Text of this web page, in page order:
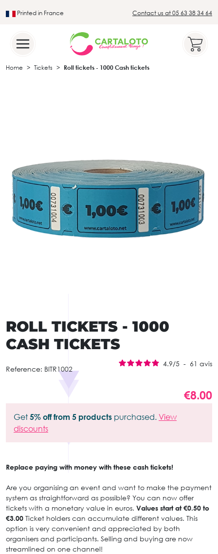
Printed in France Contact us at 05 63 38 34 64
Home Tickets Roll tickets - 1000 Cash tickets
ROLL TICKETS - 1000
CASH TICKETS
Reference: BITR1002
4.9/5 - 61 avis
€8.00
Get 5% off from 5 products purchased. View
discounts
Replace paying with money with these cash tickets!
Are you organising an event and want to make the payment
system as straightforward as possible? You can now offer
tickets with a monetary value in euros. Values start at €0.50 to
€3.00 Ticket holders can accumulate different values. This
option is very convenient and appreciated by both
organisers and participants. Selling and buying are now
streamlined on one channel!